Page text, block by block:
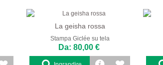
La geisha rossa
Stampa Giclée su tela
Da: 80,00 €